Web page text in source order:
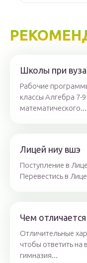
Школы при
Рабочие
классы Алгебра 7-
математического...
Лицей ниу вшэ
Поступление в
Перевестись в
Чем
Отличительные
чтобы ответить на
гимназия...